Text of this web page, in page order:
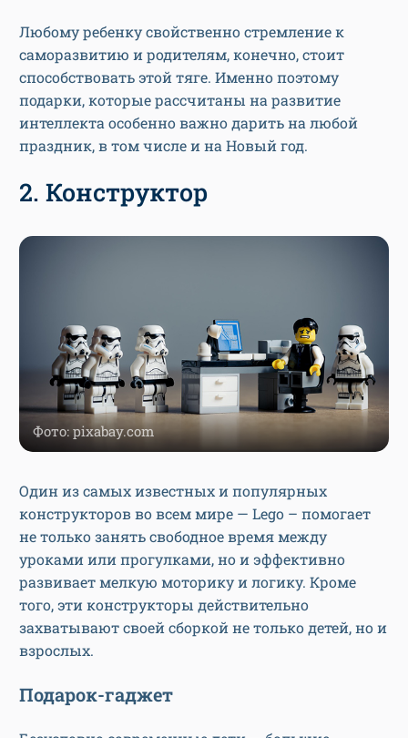
Любому ребенку свойственно стремление к
саморазвитию и родителям, конечно, стоит
способствовать этой тяге. Именно поэтому
подарки, которые рассчитаны на развитие
интеллекта особенно важно дарить на любой
праздник, в том числе и на Новый год.
2. Конструктор
Фото: pixabay.com
Один из самых известных и популярных
конструкторов во всем мире — Lego – помогает
не только занять свободное время между
уроками или прогулками, но и эффективно
развивает мелкую моторику и логику. Кроме
того, эти конструкторы действительно
захватывают своей сборкой не только детей, но и
взрослых.
Подарок-гаджет